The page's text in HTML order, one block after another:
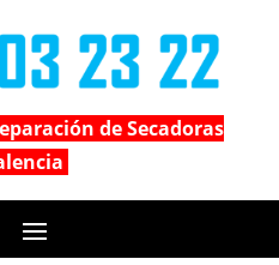
de Secadoras